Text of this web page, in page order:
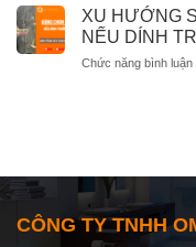
XU HƯỚNG
NẾU DÍNH
Chức năng bình luận
CÔNG TY TNHH